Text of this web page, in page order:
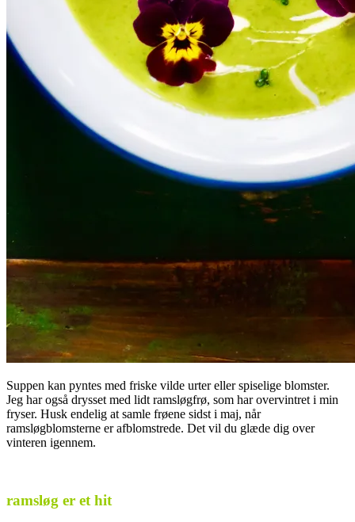
Suppen kan pyntes med friske vilde urter eller spiselige blomster.
Jeg har også drysset med lidt ramsløgfrø, som har overvintret i min
fryser. Husk endelig at samle frøene sidst i maj, når
ramsløgblomsterne er afblomstrede. Det vil du glæde dig over
vinteren igennem.
ramsløg er et hit